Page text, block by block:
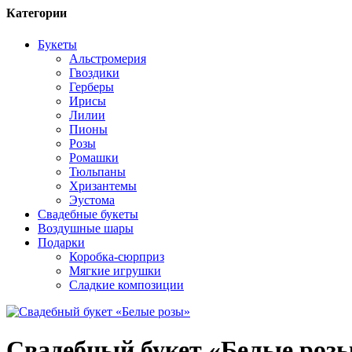
Категории
Букеты
Альстромерия
Гвоздики
Герберы
Ирисы
Лилии
Пионы
Розы
Ромашки
Тюльпаны
Хризантемы
Эустома
Свадебные букеты
Воздушные шары
Подарки
Коробка-сюрприз
Мягкие игрушки
Сладкие композиции